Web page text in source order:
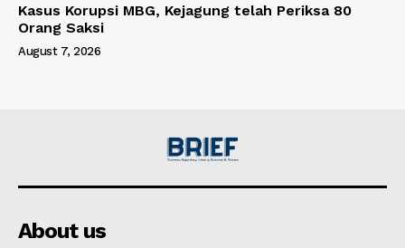
Kasus Korupsi MBG, Kejagung telah Periksa 80
Orang Saksi
August 7, 2026
About us